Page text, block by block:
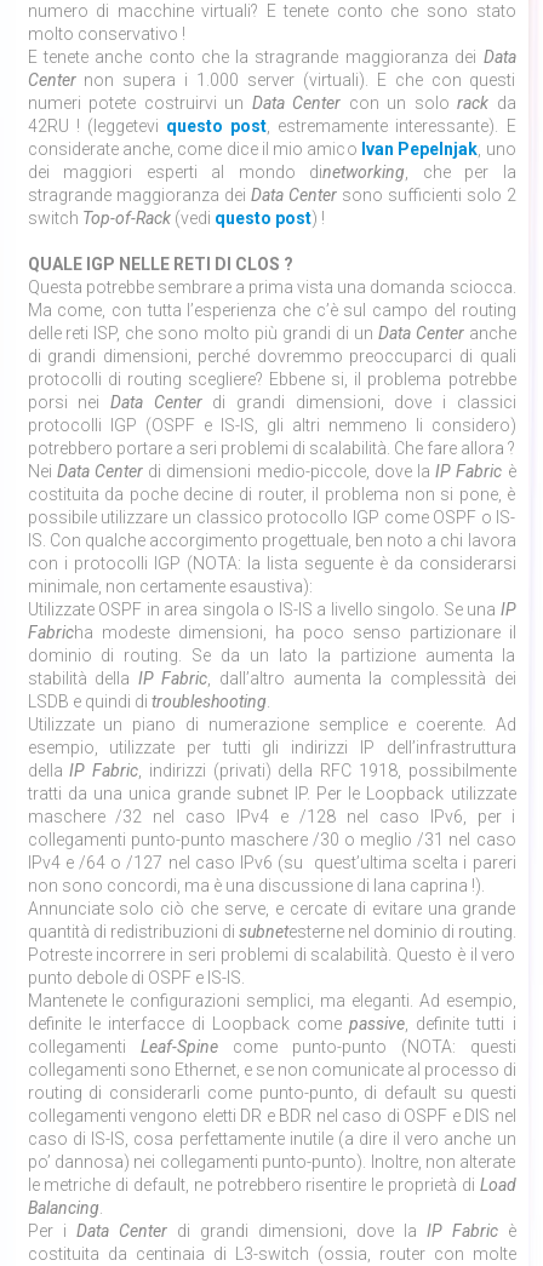
numero di macchine virtuali? E tenete conto che sono stato
molto conservativo !
E tenete anche conto che la stragrande maggioranza dei Data
Centernon supera i 1.000 server (virtuali). E che con questi
numeri potete costruirvi un Data Center con un solo rack da
42RU ! (leggetevi questo post, estremamente interessante). E
considerate anche, come dice il mio amico Ivan Pepelnjak, uno
dei maggiori esperti al mondo dinetworking, che per la
stragrande maggioranza dei Data Centersono sufficienti solo 2
switch Top-of-Rack(vedi questo post) !
QUALE IGP NELLE RETI DI CLOS ?
Questa potrebbe sembrare a prima vista una domanda sciocca.
Ma come, con tutta l’esperienza che c’è sul campo del routing
delle reti ISP, che sono molto più grandi di un Data Centeranche
di grandi dimensioni, perché dovremmo preoccuparci di quali
protocolli di routing scegliere? Ebbene si, il problema potrebbe
porsi nei Data Centerdi grandi dimensioni, dove i classici
protocolli IGP (OSPF e IS-IS, gli altri nemmeno li considero)
potrebbero portare a seri problemi di scalabilità. Che fare allora ?
Nei Data Centerdi dimensioni medio-piccole, dove laIP Fabric è
costituita da poche decine di router, il problema non si pone, è
possibile utilizzare un classico protocollo IGP come OSPF o IS-
IS. Con qualche accorgimento progettuale, ben noto a chi lavora
con i protocolli IGP (NOTA: la lista seguente è da considerarsi
minimale, non certamente esaustiva):
Utilizzate OSPF in area singola o IS-IS a livello singolo. Se una IP
Fabricha modeste dimensioni, ha poco senso partizionare il
dominio di routing. Se da un lato la partizione aumenta la
stabilità della IP Fabric, dall’altro aumenta la complessità dei
LSDB e quindi di troubleshooting.
Utilizzate un piano di numerazione semplice e coerente. Ad
esempio, utilizzate per tutti gli indirizzi IP dell’infrastruttura
dellaIP Fabric, indirizzi (privati) della RFC 1918, possibilmente
tratti da una unica grande subnet IP. Per le Loopback utilizzate
maschere /32 nel caso IPv4 e /128 nel caso IPv6, per i
collegamenti punto-punto maschere /30 o meglio /31 nel caso
IPv4 e /64 o /127 nel caso IPv6 (su quest’ultima scelta i pareri
non sono concordi, ma è una discussione di lana caprina !).
Annunciate solo ciò che serve, e cercate di evitare una grande
quantità di redistribuzioni di subnetesterne nel dominio di routing.
Potreste incorrere in seri problemi di scalabilità. Questo è il vero
punto debole di OSPF e IS-IS.
Mantenete le configurazioni semplici, ma eleganti. Ad esempio,
definite le interfacce di Loopback comepassive, definite tutti i
collegamenti Leaf-Spine come punto-punto (NOTA: questi
collegamenti sono Ethernet, e se non comunicate al processo di
routing di considerarli come punto-punto, di default su questi
collegamenti vengono eletti DR e BDR nel caso di OSPF e DIS nel
caso di IS-IS, cosa perfettamente inutile (a dire il vero anche un
po’ dannosa) nei collegamenti punto-punto). Inoltre, non alterate
le metriche di default, ne potrebbero risentire le proprietà di Load
Balancing.
Per i Data Centerdi grandi dimensioni, dove la IP Fabricè
costituita da centinaia di L3-switch (ossia, router con molte